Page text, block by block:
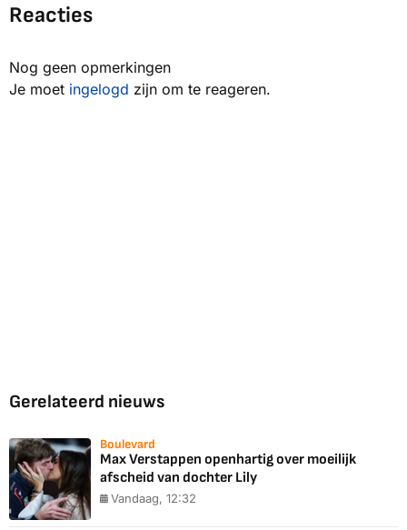
Reacties
Nog geen opmerkingen
Je moet ingelogd zijn om te reageren.
Gerelateerd nieuws
Boulevard
Max Verstappen openhartig over moeilijk
afscheid van dochter Lily
Vandaag, 12:32